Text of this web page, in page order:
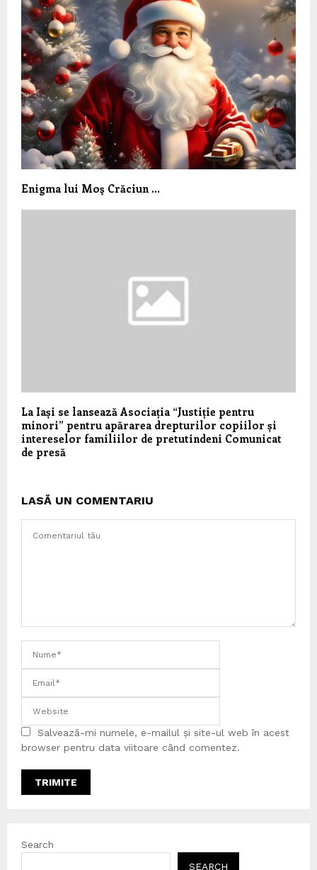
Enigma lui Moş Crăciun …
La Iași se lansează Asociația “Justiție pentru
minori” pentru apărarea drepturilor copiilor și
intereselor familiilor de pretutindeni Comunicat
de presă
LASĂ UN COMENTARIU
Salvează-mi numele, e-mailul și site-ul web în acest
browser pentru data viitoare când comentez.
Search
SEARCH